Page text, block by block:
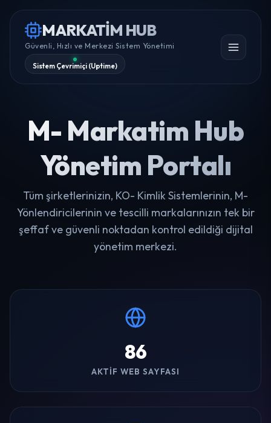
MARKATİM HUB
Güvenli, Hızlı ve Merkezi Sistem Yönetimi
Sistem Çevrimiçi (Uptime)
M- Markatim Hub
Yönetim Portalı
Tüm şirketlerinizin, KO- Kimlik Sistemlerinin, M-
Yönlendiricilerinin ve tescilli markalarınızın tek bir
şeffaf ve güvenli noktadan kontrol edildiği dijital
yönetim merkezi.
86
AKTIF WEB SAYFASI